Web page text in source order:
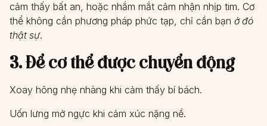
cảm thấy bất an, hoặc nhắm mắt cảm nhận nhịp tim. Cơ
thể không cần phương pháp phức tạp, chỉ cần bạn ở đó
thật sự.
3. Để cơ thể được chuyển động
Xoay hông nhẹ nhàng khi cảm thấy bí bách.
Uốn lưng mở ngực khi cảm xúc nặng nề.